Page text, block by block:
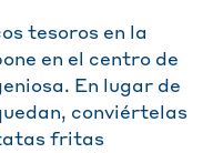
tesoros en la
en el centro de
En lugar de
conviértelas
fritas